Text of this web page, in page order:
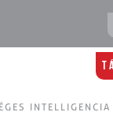
INTELLIGENCIA